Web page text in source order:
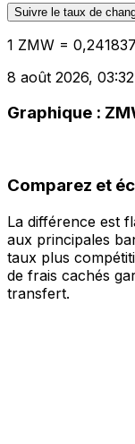
Suivre le taux de
1 ZMW =
8 août 2026,
Graphique :
Comparez et
La différence est
aux principales
taux plus
de frais cachés
transfert.